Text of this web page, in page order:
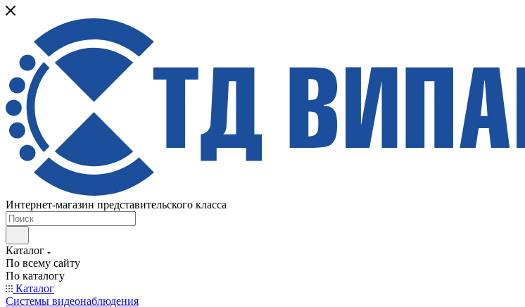
Интернет-магазин представительского класса
Каталог
По всему сайту
По каталогу
Каталог
Системы видеонаблюдения